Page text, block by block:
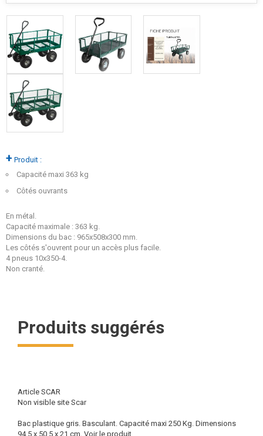
+ Produit :
Capacité maxi 363 kg
Côtés ouvrants
En métal.
Capacité maximale : 363 kg.
Dimensions du bac : 965x508x300 mm.
Les côtés s'ouvrent pour un accès plus facile.
4 pneus 10x350-4.
Non cranté.
Produits suggérés
Article SCAR
Non visible site Scar
Bac plastique gris. Basculant. Capacité maxi 250 Kg. Dimensions
94,5 x 50,5 x 21 cm. Voir le produit